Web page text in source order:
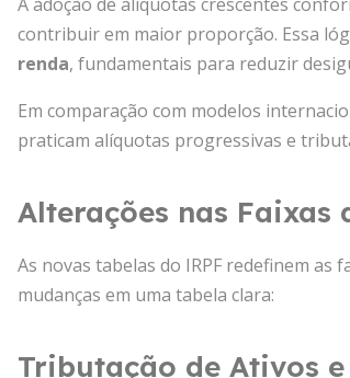
contribuir em maior proporção. Essa
renda, fundamentais para reduzir
Em comparação com modelos
praticam alíquotas progressivas e
Alterações nas Faixas
As novas tabelas do IRPF redefinem as
mudanças em uma tabela clara:
Tributação de Ativos